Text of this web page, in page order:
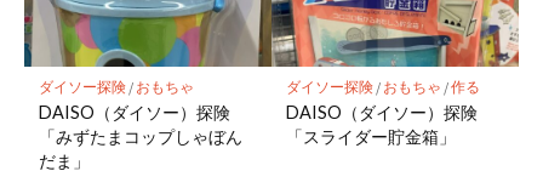
ダイソー探険/ おもちゃ
DAISO（ダイソー）探険
「みずたまコップしゃぼん
だま」
ダイソー探険/ おもちゃ /作る
DAISO（ダイソー）探険
「スライダー貯金箱」